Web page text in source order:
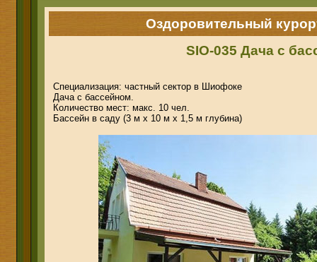
Оздоровительный
SIO-035 Дача с
Специализация: частный сектор в Шиофоке
Дача с бассейном.
Количество мест: макс. 10 чел.
Бассейн в саду (3 м х 10 м х 1,5 м глубина)